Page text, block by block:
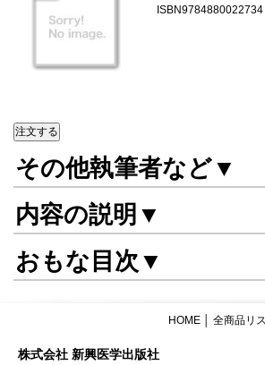
ISBN9784880022734
その他執筆者など▼
内容の説明▼
おもな目次▼
HOME 全商品リ
株式会社 新興医学出版社